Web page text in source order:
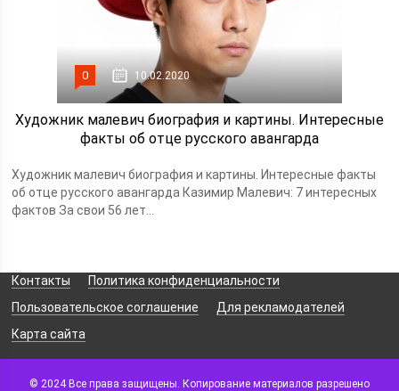
0 10.02.2020
Художник малевич биография и картины. Интересные
факты об отце русского авангарда
Художник малевич биография и картины. Интересные факты
об отце русского авангарда Казимир Малевич: 7 интересных
фактов За свои 56 лет...
Контакты
Политика конфиденциальности
Пользовательское соглашение
Для рекламодателей
Карта сайта
© 2024 Все права защищены. Копирование материалов разрешено